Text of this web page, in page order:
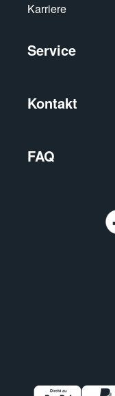
Karriere
Service
Kontakt
FAQ